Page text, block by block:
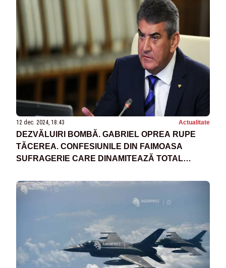
12 dec. 2024, 18:43 Actualitate
DEZVĂLUIRI BOMBĂ. GABRIEL OPREA RUPE
TĂCEREA. CONFESIUNILE DIN FAIMOASA
SUFRAGERIE CARE DINAMITEAZĂ TOTAL